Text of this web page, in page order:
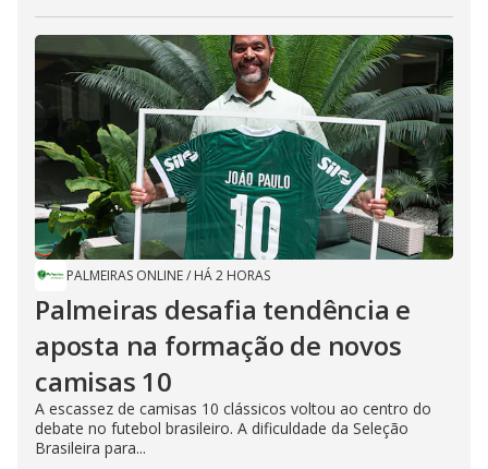
PALMEIRAS ONLINE/ HÁ 2 HORAS
Palmeiras desafia tendência e
aposta na formação de novos
camisas 10
A escassez de camisas 10 clássicos voltou ao centro do
debate no futebol brasileiro. A dificuldade da Seleção
Brasileira para...